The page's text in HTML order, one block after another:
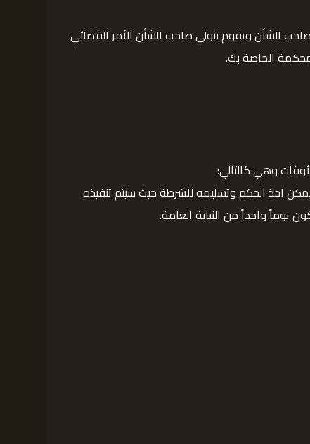
الشأن ويقوم بتولي صاحب الشأن الأمر القضائي
الخاصة بك.
وهي كالتالي:
اخذ الحكم وتسليمه للشرطة حيث سيتم تنفيذه
يوماً واحداً من النيابة العامة.